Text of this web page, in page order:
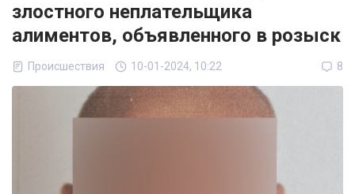
злостного неплательщика
алиментов, объявленного в розыск
Происшествия 10-01-2024, 10:22 8